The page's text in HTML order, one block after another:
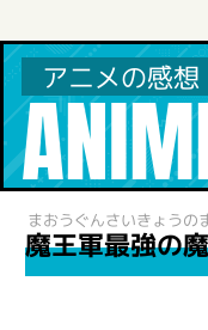
アニメの感想
まおうぐんさいきょうの
魔王軍最強の